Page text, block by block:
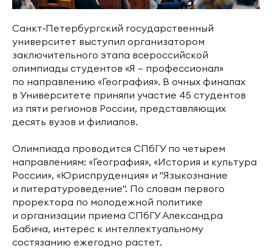
Санкт‑Петербургский государственный
университет выступил организатором
заключительного этапа всероссийской
олимпиады студентов «Я — профессионал»
по направлению «География». В очных финалах
в Университете приняли участие 45 студентов
из пяти регионов России, представляющих
десять вузов и филиалов.
Олимпиада проводится СПбГУ по четырем
направлениям: «География», «История и культура
России», «Юриспруденция» и "Языкознание
и литературоведение". По словам первого
проректора по молодежной политике
и организации приема СПбГУ Александра
Бабича, интерес к интеллектуальному
состязанию ежегодно растет.